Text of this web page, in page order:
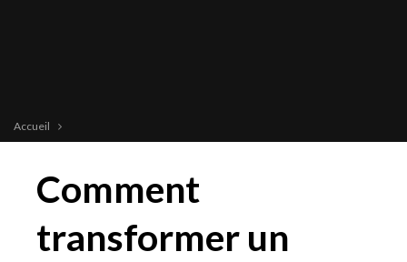
Accueil
Comment
transformer un